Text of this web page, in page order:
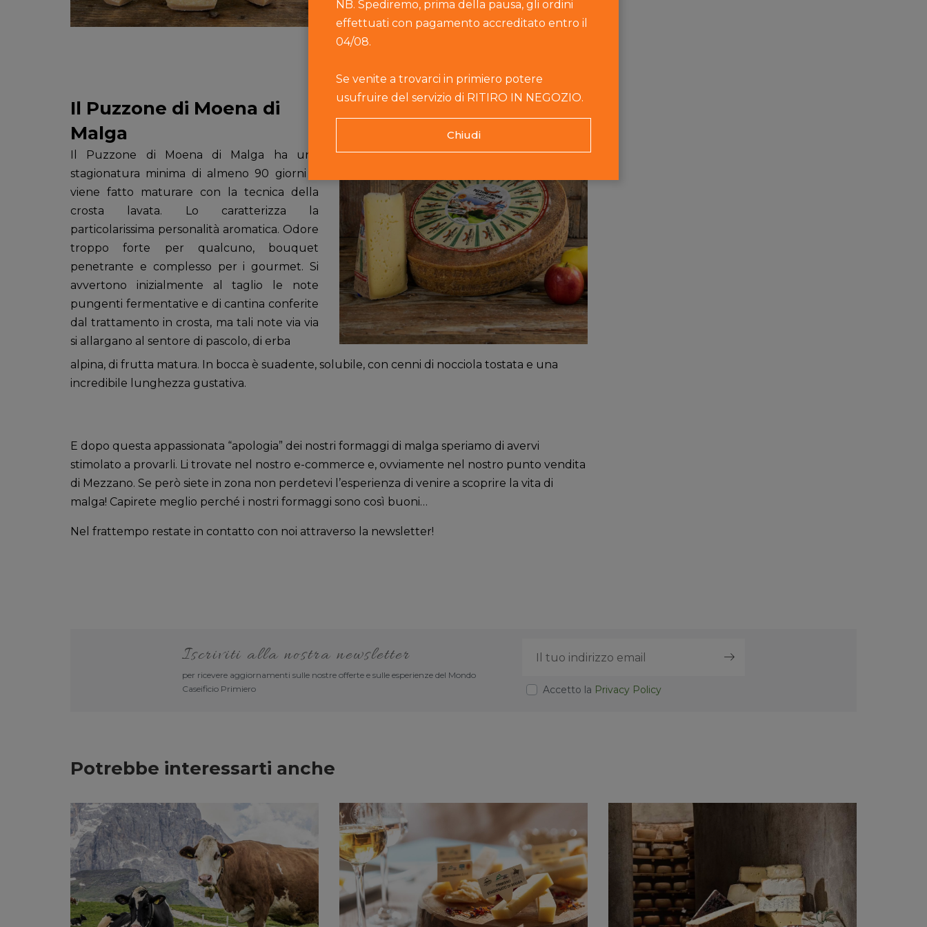
modificati geneticamente.Dopo 9 mesi, se
non ha difetti, il formaggio può essere
commercializzato.
Il Puzzone di Moena di
Malga
Il Puzzone di Moena di Malga ha una
stagionatura minima di almeno 90 giorni e
viene fatto maturare con la tecnica della
crosta lavata. Lo caratterizza la
particolarissima personalità aromatica. Odore
troppo forte per qualcuno, bouquet
penetrante e complesso per i gourmet. Si
avvertono inizialmente al taglio le note
pungenti fermentative e di cantina conferite
dal trattamento in crosta, ma tali note via via
si allargano al sentore di pascolo, di erba
alpina, di frutta matura. In bocca è suadente, solubile, con cenni di nocciola tostata e una
incredibile lunghezza gustativa.
E dopo questa appassionata “apologia” dei nostri formaggi di malga speriamo di avervi
stimolato a provarli. Li trovate nel nostro e-commerce e, ovviamente nel nostro punto vendita
di Mezzano. Se però siete in zona non perdetevi l’esperienza di venire a scoprire la vita di
malga! Capirete meglio perché i nostri formaggi sono così buoni…
Nel frattempo restate in contatto con noi attraverso la newsletter!
Iscriviti alla nostra newsletter
per ricevere aggiornamenti sulle nostre offerte e sulle esperienze del Mondo
Caseificio Primiero
Accetto la Privacy Policy
Potrebbe interessarti anche
NB. Spediremo, prima della pausa, gli ordini
effettuati con pagamento accreditato entro il
04/08.
Se venite a trovarci in primiero potere
usufruire del servizio di RITIRO IN NEGOZIO.
Chiudi